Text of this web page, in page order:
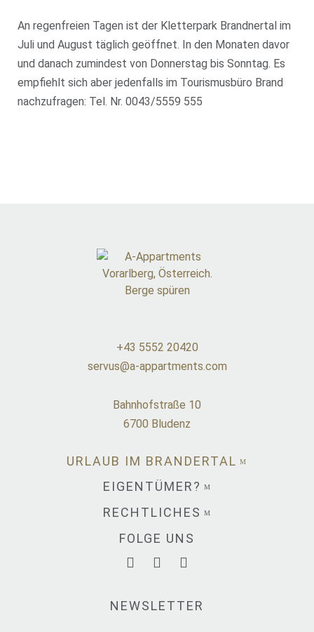
An regenfreien Tagen ist der Kletterpark Brandnertal im
Juli und August täglich geöffnet. In den Monaten davor
und danach zumindest von Donnerstag bis Sonntag. Es
empfiehlt sich aber jedenfalls im Tourismusbüro Brand
nachzufragen: Tel. Nr. 0043/5559 555
+43 5552 20420
servus@a-appartments.com
Bahnhofstraße 10
6700 Bludenz
URLAUB IM BRANDERTAL
EIGENTÜMER?
RECHTLICHES
FOLGE UNS
NEWSLETTER